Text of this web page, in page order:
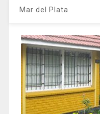
Mar del Plata